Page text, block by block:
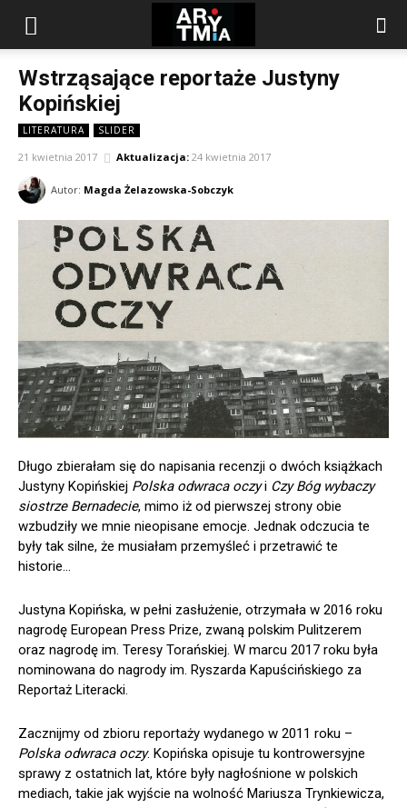
arytmia.eu
Wstrząsające reportaże Justyny
Kopińskiej
LITERATURA SLIDER
21 kwietnia 2017 Aktualizacja: 24 kwietnia 2017
Autor: Magda Żelazowska-Sobczyk
Długo zbierałam się do napisania recenzji o dwóch książkach
Justyny Kopińskiej Polska odwraca oczyi Czy Bóg wybaczy
siostrze Bernadecie, mimo iż od pierwszej strony obie
wzbudziły we mnie nieopisane emocje. Jednak odczucia te
były tak silne, że musiałam przemyśleć i przetrawić te
historie…
Justyna Kopińska, w pełni zasłużenie, otrzymała w 2016 roku
nagrodę European Press Prize, zwaną polskim Pulitzerem
oraz nagrodę im. Teresy Torańskiej. W marcu 2017 roku była
nominowana do nagrody im. Ryszarda Kapuścińskiego za
Reportaż Literacki.
Zacznijmy od zbioru reportaży wydanego w 2011 roku –
Polska odwraca oczy. Kopińska opisuje tu kontrowersyjne
sprawy z ostatnich lat, które były nagłośnione w polskich
mediach, takie jak wyjście na wolność Mariusza Trynkiewicza,